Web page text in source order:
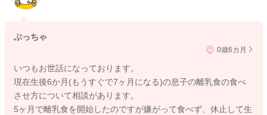
ぶっちゃ
0歳6カ月
いつもお世話になっております。
現在生後6か月(もうすぐで7ヶ月になる)の息子の離乳食の食べ
させ方について相談があります。
5ヶ月で離乳食を開始したのですが嫌がって食べず、休止して生